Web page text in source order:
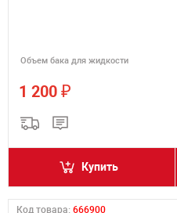
Объем бака для жидкости
1 200 ₽
Купить
Код товара: 666900